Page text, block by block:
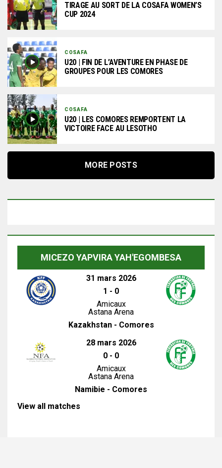
TIRAGE AU SORT DE LA COSAFA WOMEN’S
CUP 2024
COSAFA
U20 | FIN DE L’AVENTURE EN PHASE DE
GROUPES POUR LES COMORES
COSAFA
U20 | LES COMORES REMPORTENT LA
VICTOIRE FACE AU LESOTHO
MORE POSTS
MICEZO YAPVIRA YAH'EGOMBESA
31 mars 2026
1 - 0
Amicaux
Astana Arena
Kazakhstan - Comores
28 mars 2026
0 - 0
Amicaux
Astana Arena
Namibie - Comores
View all matches